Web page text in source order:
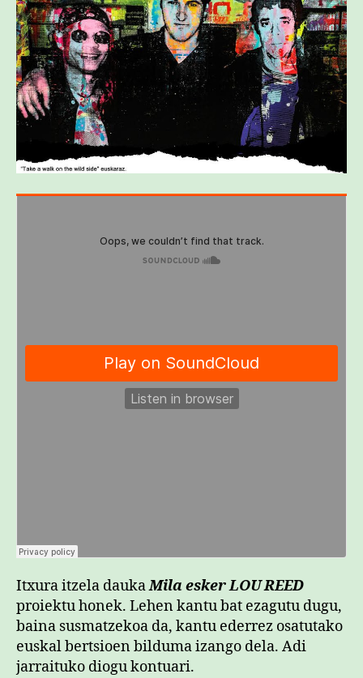
Itxura itzela daukaMila esker LOU REED
proiektu honek. Lehen kantu bat ezagutu dugu,
baina susmatzekoa da, kantu ederrez osatutako
euskal bertsioen bilduma izango dela. Adi
jarraituko diogu kontuari.